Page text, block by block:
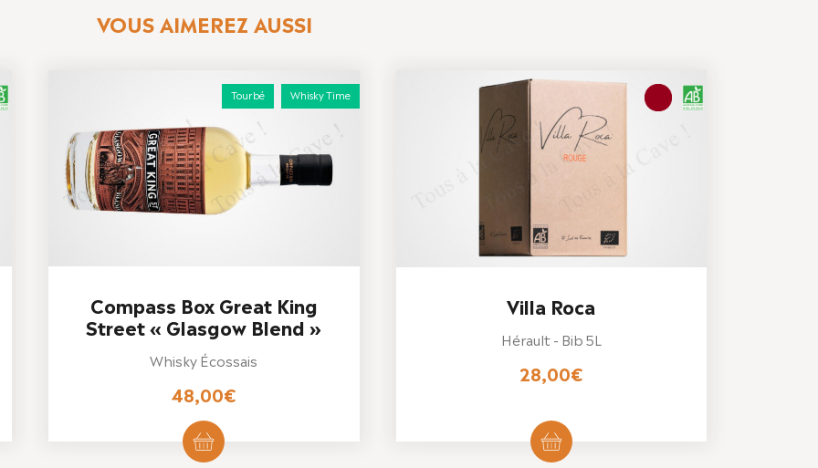
VOUS AIMEREZ AUSSI
Tourbé Whisky Time
Compass Box Great King
Street « Glasgow Blend »
Whisky Écossais
48,00€
Villa Roca
Hérault - Bib 5L
28,00€